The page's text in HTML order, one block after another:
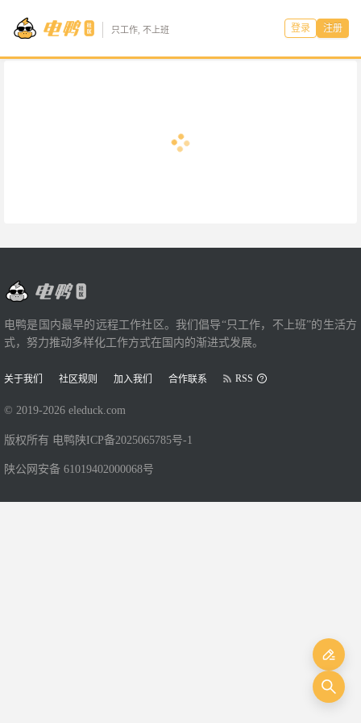
只工作, 不上班 登录 注册
电鸭是国内最早的远程工作社区。我们倡导“只工作，不上班”的生活方
式，努力推动多样化工作方式在国内的渐进式发展。
关于我们 社区规则 加入我们 合作联系 RSS
© 2019-2026 eleduck.com
版权所有 电鸭 陕ICP备2025065785号-1
陕公网安备 61019402000068号